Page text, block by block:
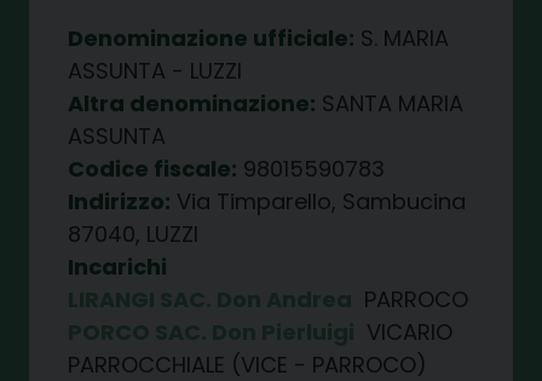
Denominazione ufficiale: S. MARIA
ASSUNTA - LUZZI
Altra denominazione: SANTA MARIA
ASSUNTA
Codice fiscale: 98015590783
Indirizzo: Via Timparello, Sambucina
87040, LUZZI
Incarichi
PARROCO
VICARIO
PARROCCHIALE (VICE - PARROCO)